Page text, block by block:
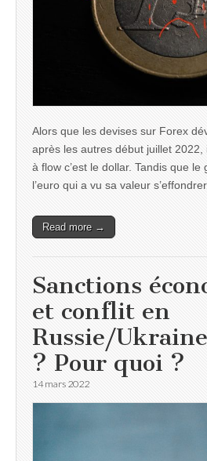
Alors que les devises sur Forex
après les autres début juillet
à flow c’est le dollar. Tandis que
l’euro qui a vu sa valeur
Read more →
Sanctions
et conflit en
Russie/
? Pour quoi ?
14 mars 2022